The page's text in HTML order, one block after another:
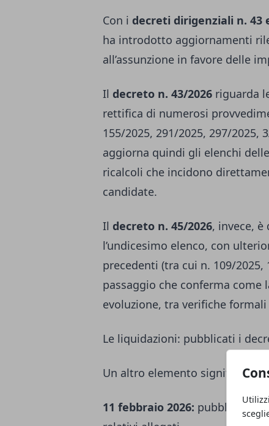
Con i decreti dirigenziali n. 43
ha introdotto aggiornamenti
all’assunzione in favore delle
Il decreto n. 43/2026 riguarda
rettifica di numerosi
155/2025, 291/2025, 297/2025,
aggiorna quindi gli elenchi
ricalcoli che incidono
candidate.
Il decreto n. 45/2026, invece, è
l’undicesimo elenco, con
precedenti (tra cui n. 109/2025,
passaggio che conferma
evoluzione, tra verifiche
Le liquidazioni: pubblicati i
Un altro elemento significativo
11 febbraio 2026: pubblicati i